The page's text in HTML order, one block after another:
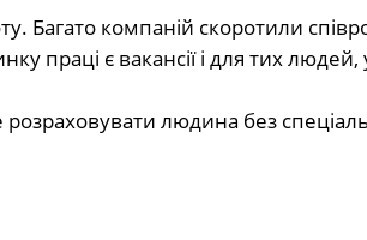
Багато компаній скоротили
праці є вакансії і для тих
людина без